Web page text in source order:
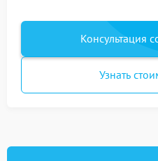
Консультация
Узнать